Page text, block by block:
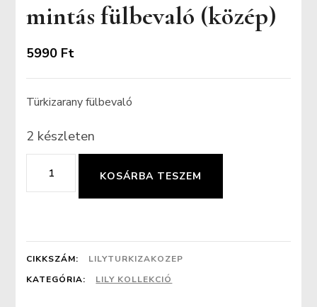
mintás fülbevaló (közép)
5990 Ft
Türkizarany fülbevaló
2 készleten
Türkizarany
erezet
(közép)
mennyiség
KOSÁRBA TESZEM
CIKKSZÁM:
LILYTURKIZAKOZEP
KATEGÓRIA:
LILY KOLLEKCIÓ